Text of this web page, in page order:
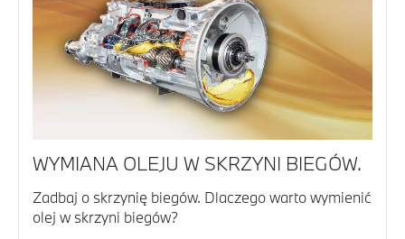
WYMIANA OLEJU W SKRZYNI BIEGÓW.
Zadbaj o skrzynię biegów. Dlaczego warto wymienić
olej w skrzyni biegów?